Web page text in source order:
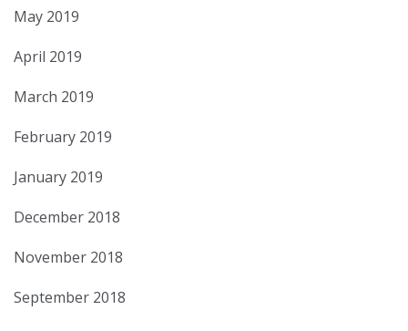
May 2019
April 2019
March 2019
February 2019
January 2019
December 2018
November 2018
September 2018